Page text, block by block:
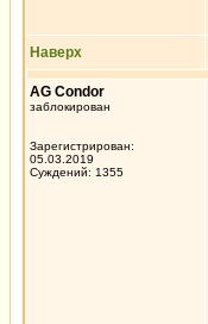
Наверх
AG Condor
заблокирован
Зарегистрирован:
05.03.2019
Суждений: 1355